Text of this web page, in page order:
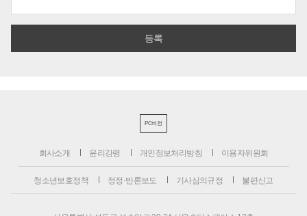
PC버전
회사소개 윤리강령 개인정보처리방침 이용자위원회
청소년보호정책 정정·반론보도 기사심의규정 불편신고